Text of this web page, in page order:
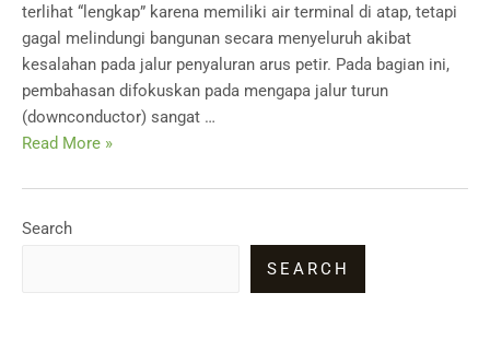
terlihat “lengkap” karena memiliki air terminal di atap, tetapi
gagal melindungi bangunan secara menyeluruh akibat
kesalahan pada jalur penyaluran arus petir. Pada bagian ini,
pembahasan difokuskan pada mengapa jalur turun
(downconductor) sangat …
Ericore
Teknologi
Low
Read More »
Search
SEARCH